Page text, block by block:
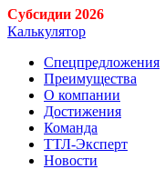
Субсидии 2026
Калькулятор
Спецпредложения
Преимущества
О компании
Достижения
Команда
ТТЛ-Эксперт
Новости